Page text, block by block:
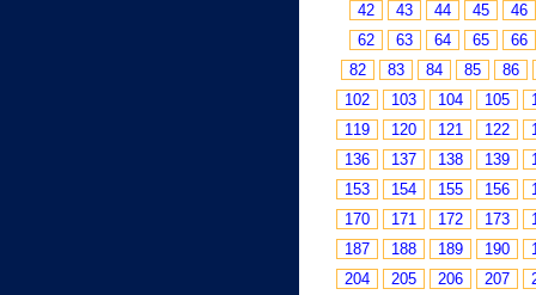
42
43 44 45
46
62
63 64 65
66
82
83 84 85
86
102
103 104 105
119
120 121 122
136
137 138 139
153
154 155 156
170
171 172 173
187
188 189 190
204
205 206 207